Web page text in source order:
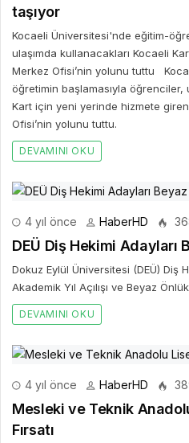
taşıyor
Kocaeli Üniversitesi'nde eğitim-
ulaşımda kullanacakları Kocaeli
Merkez Ofisi’nin yolunu tuttu
öğretimin başlamasıyla öğrenciler,
Kart için yeni yerinde hizmete
Ofisi’nin yolunu tuttu.
DEVAMINI OKU
4 yıl önce HaberHD
DEÜ Diş Hekimi Adayları
Dokuz Eylül Üniversitesi (DEÜ) Diş
Akademik Yıl Açılışı ve Beyaz
DEVAMINI OKU
4 yıl önce HaberHD
Mesleki ve Teknik
Fırsatı